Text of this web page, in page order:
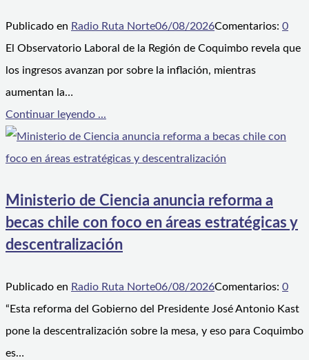
Publicado en Radio Ruta Norte06/08/2026Comentarios: 0
El Observatorio Laboral de la Región de Coquimbo revela que
los ingresos avanzan por sobre la inflación, mientras
aumentan la…
Continuar leyendo ...
Ministerio de Ciencia anuncia reforma a
becas chile con foco en áreas estratégicas y
descentralización
Publicado en Radio Ruta Norte06/08/2026Comentarios: 0
“Esta reforma del Gobierno del Presidente José Antonio Kast
pone la descentralización sobre la mesa, y eso para Coquimbo
es…